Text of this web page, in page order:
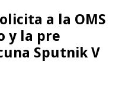
a la OMS
y la pre
Sputnik V